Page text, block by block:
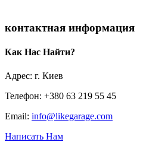
контактная информация
Как Нас Найти?
Адрес: г. Киев
Телефон: +380 63 219 55 45
Email: info@likegarage.com
Написать Нам